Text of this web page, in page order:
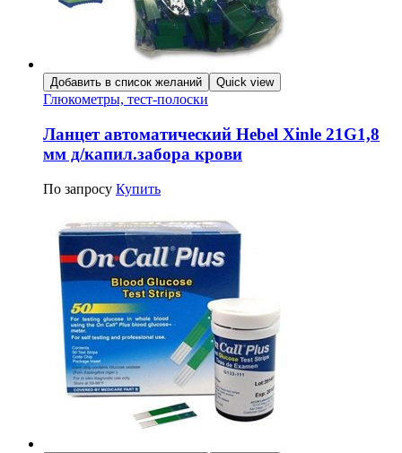
Добавить в список желаний Quick view
Глюкометры, тест-полоски
Ланцет автоматический Hebel Xinle 21G1,8
мм д/капил.забора крови
По запросу Купить